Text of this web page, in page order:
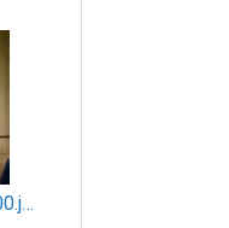
SLR_4964_800.jpg